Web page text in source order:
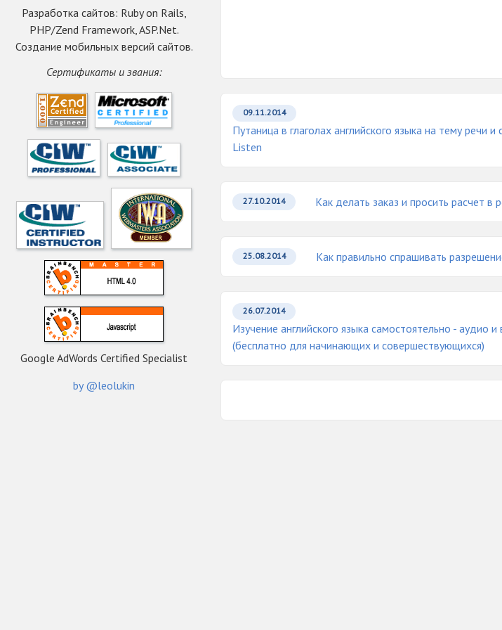
09.11.2014
Путаница в глаголах английского языка на тему речи
Listen
27.10.2014 Как делать заказ и просить расчет в
25.08.2014 Как правильно спрашивать
26.07.2014
Изучение английского языка самостоятельно - аудио
(бесплатно для начинающих и совершествующихся)
Разработка сайтов: Ruby on Rails,
PHP/Zend Framework, ASP.Net.
Создание мобильных версий сайтов.
Сертификаты и звания:
Google AdWords Certified Specialist
by @leolukin